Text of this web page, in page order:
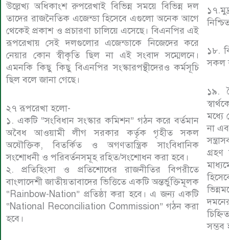
উল্লেখ্য অধিকাংশ রুপরেখাই বিভিন্ন সময়ে বিভিন্ন দল
তাদের রাজনৈতিক এজেন্ডা হিসেবে এগুলো অনেক আগে
থেকেই প্রকাশ ও প্রচারণা চালিয়ে এসেছে। বিএনপির এই
রূপরেখায় সেই দলগুলোর এজেন্ডাকে নিজেদের করে
নেয়ার কোন স্বীকৃতি ছিল না এই সংবাদ সম্মেলনে।
এমনকি কিছু কিছু বিএনপির সংস্কারপন্থীদেরও কর্মসূচি
ছিল বলে জানা গেছে।
২৭ রূপরেখা হলো-
১. একটি “সংবিধান সংস্কার কমিশন” গঠন করে বর্তমান
অবৈধ আওয়ামী লীগ সরকার কর্তৃক গৃহীত সকল
অযৌক্তিক, বিতর্কিত ও অগণতান্ত্রিক সাংবিধানিক
সংশোধনী ও পরিবর্তনসমূহ রহিত/সংশোধন করা হবে।
২. প্রতিহিংসা ও প্রতিশোধের রাজনীতির বিপরীতে
বাংলাদেশী জাতীয়তাবাদের ভিত্তিতে একটি অন্তর্ভুক্তিমূলক
“Rainbow-Nation” প্রতিষ্ঠা করা হবে। এ জন্য একটি
“National Reconciliation Commission” গঠন করা
হবে।
১৮.
সকল
১৯.
মধ্যে
না
গ্রহণ
সম্ভব